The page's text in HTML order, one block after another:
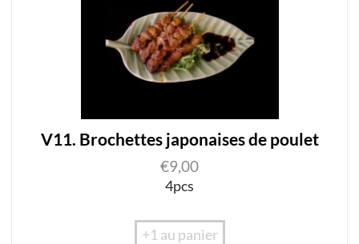
V11. Brochettes japonaises de poulet
€9,00
4pcs
+1 au panier